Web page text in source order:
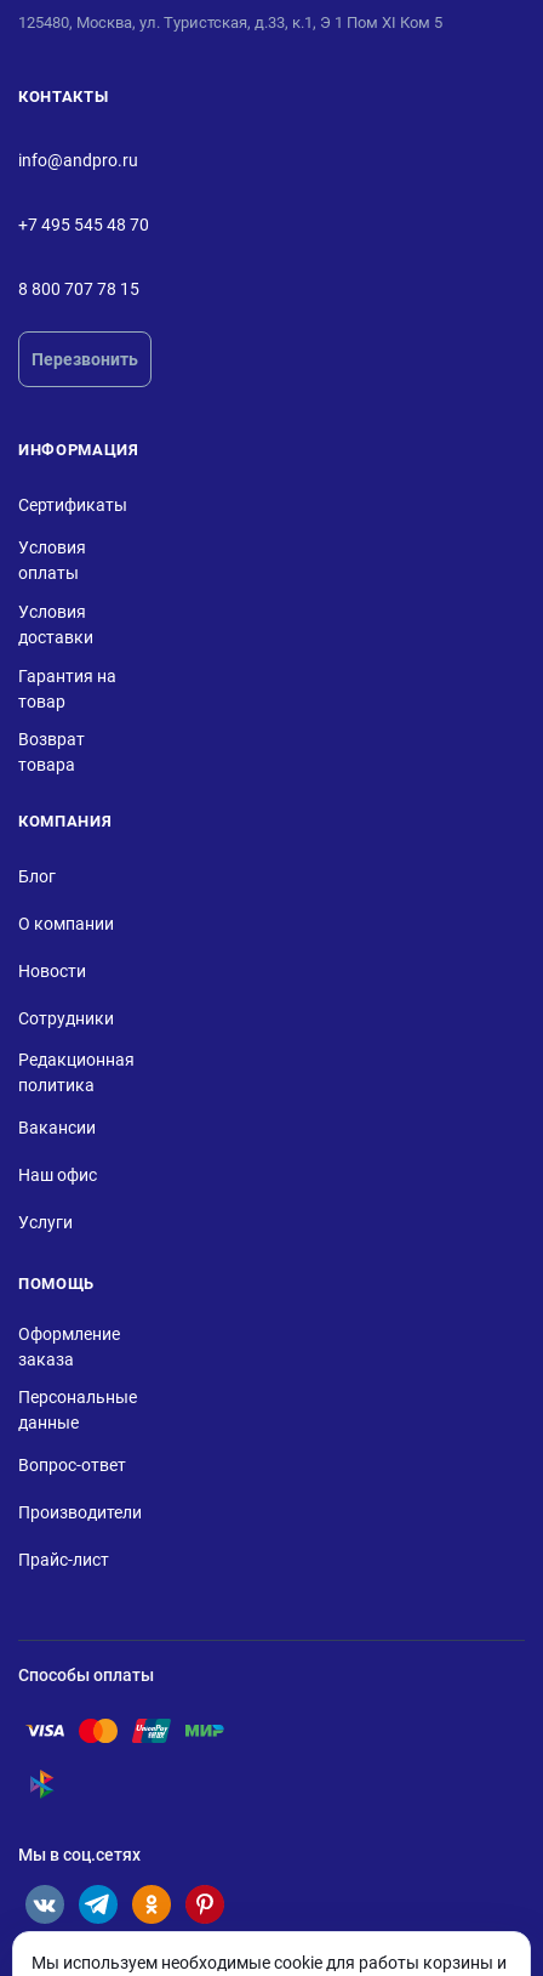
125480, Москва, ул. Туристская, д.33, к.1, Э 1 Пом XI Ком 5
КОНТАКТЫ
info@andpro.ru
+7 495 545 48 70
8 800 707 78 15
Перезвонить
ИНФОРМАЦИЯ
Сертификаты
Условия
оплаты
Условия
доставки
Гарантия на
товар
Возврат
товара
КОМПАНИЯ
Блог
О компании
Новости
Сотрудники
Редакционная
политика
Вакансии
Наш офис
Услуги
ПОМОЩЬ
Оформление
заказа
Персональные
данные
Вопрос-ответ
Производители
Прайс-лист
Способы оплаты
Помощь по оплате Visa
Помощь по оплате Mastercard
Помощь по оплате UnionPay
Помощь по оплате Мир
Помощь по оплате СБП
Мы в соц.сетях
Мы используем необходимые cookie для работы корзины и